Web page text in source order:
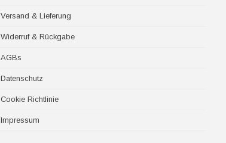
Versand & Lieferung
Widerruf & Rückgabe
AGBs
Datenschutz
Cookie Richtlinie
Impressum